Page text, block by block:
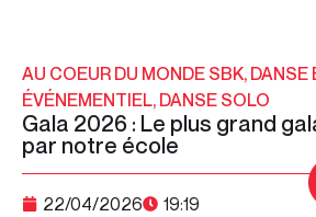
AU COEUR DU MONDE SBK, DANSE
ÉVÉNEMENTIEL, DANSE SOLO
Gala 2026 : Le plus grand
par notre école
22/04/2026 19:19